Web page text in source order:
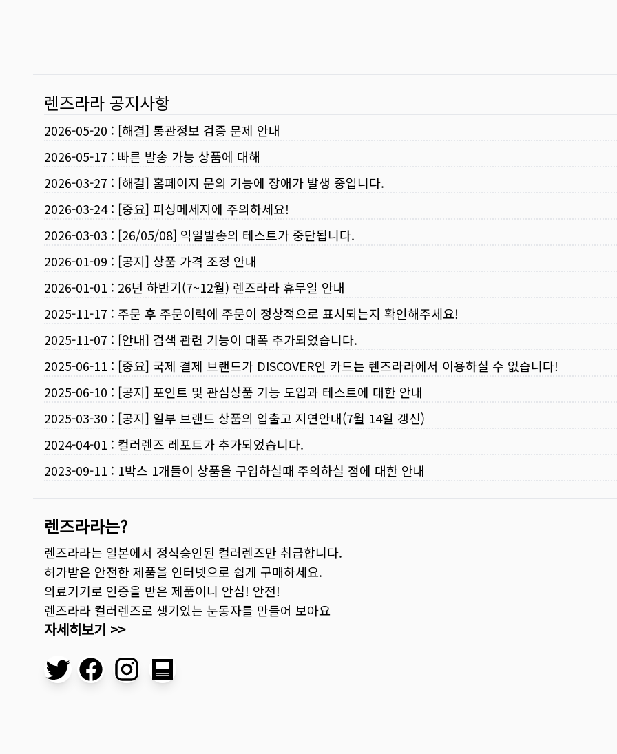
렌즈라라 공지사항
2026-05-20 : [해결] 통관정보 검증 문제 안내
2026-05-17 : 빠른 발송 가능 상품에 대해
2026-03-27 : [해결] 홈페이지 문의 기능에 장애가 발생 중입니다.
2026-03-24: [중요] 피싱메세지에 주의하세요!
2026-03-03 : [26/05/08] 익일발송의 테스트가 중단됩니다.
2026-01-09 : [공지] 상품 가격 조정 안내
2026-01-01 : 26년 하반기(7~12월) 렌즈라라 휴무일 안내
2025-11-17 : 주문 후 주문이력에 주문이 정상적으로 표시되는지 확인해주세요!
2025-11-07 : [안내] 검색 관련 기능이 대폭 추가되었습니다.
2025-06-11 : [중요] 국제 결제 브랜드가 DISCOVER인 카드는 렌즈라라에서 이용하실 수 없습니다!
2025-06-10 : [공지] 포인트 및 관심상품 기능 도입과 테스트에 대한 안내
2025-03-30 : [공지] 일부 브랜드 상품의 입출고 지연안내(7월 14일 갱신)
2024-04-01 : 컬러렌즈 레포트가 추가되었습니다.
2023-09-11 : 1박스 1개들이 상품을 구입하실때 주의하실 점에 대한 안내
렌즈라라는?
렌즈라라는 일본에서 정식승인된 컬러렌즈만 취급합니다.
허가받은 안전한 제품을 인터넷으로 쉽게 구매하세요.
의료기기로 인증을 받은 제품이니 안심! 안전!
렌즈라라 컬러렌즈로 생기있는 눈동자를 만들어 보아요
자세히보기 >>